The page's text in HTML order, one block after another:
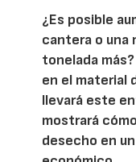
¿Es posible
cantera o una
tonelada
en el material
llevará este
mostrará
desecho en